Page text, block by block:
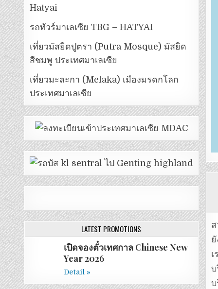
Hatyai
รถทัวร์มาเลเซีย TBG – HATYAI
เที่ยวมัสยิดปูตรา (Putra Mosque) มัสยิด
สีชมพู ประเทศมาเลเซีย
เที่ยวมะละกา (Melaka) เมืองมรดกโลก
ประเทศมาเลเซีย
LATEST PROMOTIONS
เปิดจองตั๋วเทศกาล Chinese New
Year 2026
Detail »